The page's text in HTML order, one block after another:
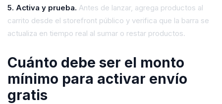
5. Activa y prueba. Antes de lanzar, agrega productos al
carrito desde el storefront público y verifica que la barra se
actualiza en tiempo real al sumar o restar productos.
Cuánto debe ser el monto
mínimo para activar envío
gratis